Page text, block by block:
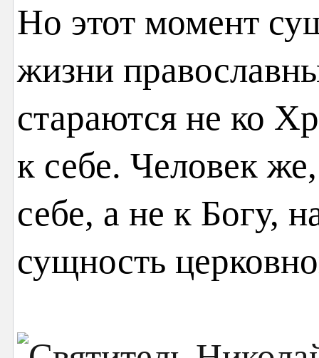
Но этот момент
жизни
стараются не ко
к себе. Человек
себе, а не к Богу,
сущность